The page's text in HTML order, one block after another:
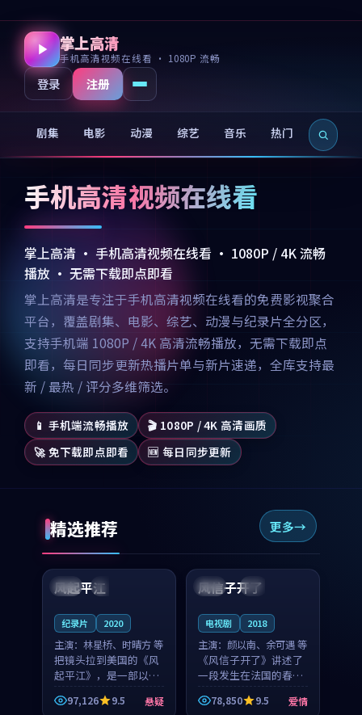
掌上高清
手机高清视频在线看 · 1080P 流畅
登录 注册
剧集 电影 动漫 综艺 音乐 热门 新片
手机高清视频在线看
掌上高清 · 手机高清视频在线看 · 1080P / 4K 流畅
播放 · 无需下载即点即看
掌上高清是专注于手机高清视频在线看的免费影视聚合
平台，覆盖剧集、电影、综艺、动漫与纪录片全分区，
支持手机端 1080P / 4K 高清流畅播放，无需下载即点
即看，每日同步更新热播片单与新片速递，全库支持最
新 / 最热 / 评分多维筛选。
📱 手机端流畅播放
🎬 1080P / 4K 高清画质
🚀 免下载即点即看
🆕 每日同步更新
精选推荐 更多
美国 完结
99:07
风起平江
纪录片 2020
主演： 林星桥、时晴方 等
把镜头拉到美国的《风
起平江》，是一部以时
光记忆为底色的悬疑作
品。林星桥和时晴方贡
97,126 9.5 悬疑
法国 4K
99:21
风信子开了
电视剧 2018
主演： 颜以南、余可遇 等
《风信子开了》讲述了
一段发生在法国的春日
漫步故事。颜以南饰演
的主角与余可遇的角色
78,850 9.5 爱情